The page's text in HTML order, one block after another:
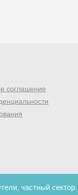
соглашение
частный сектор.